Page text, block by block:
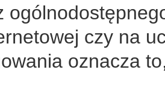
czy na
oznacza